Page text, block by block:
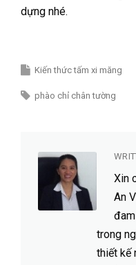
dựng nhé.
Kiến thức tấm xi măng
phào chỉ chân tường
Xin
An
trong
thiết kế